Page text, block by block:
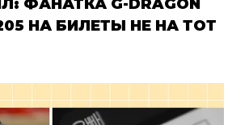
ФАНАТКА G-DRAGON
НА БИЛЕТЫ НЕ НА ТОТ